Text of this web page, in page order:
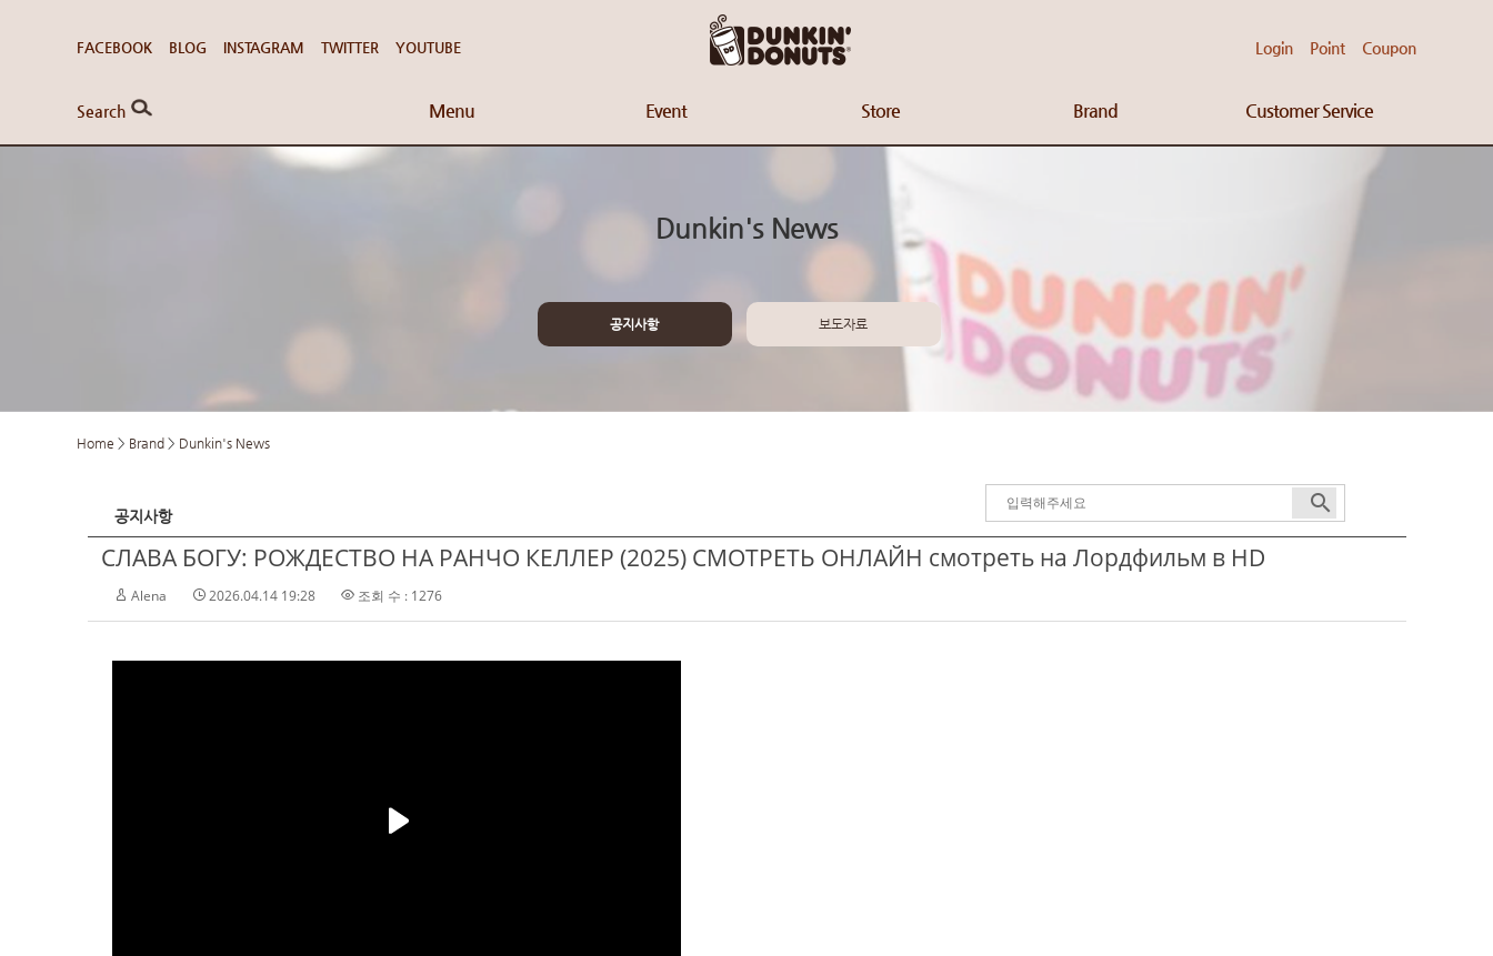
FACEBOOK BLOG INSTAGRAM TWITTER YOUTUBE Login Point Coupon
Search Menu Event Store Brand Customer Service
Dunkin's News
Home > Brand > Dunkin's News
공지사항 보도자료
공지사항 search
СЛАВА БОГУ: РОЖДЕСТВО НА РАНЧО КЕЛЛЕР (2025) СМОТРЕТЬ ОНЛАЙН смотреть на Лордфильм в HD
Alena 2026.04.14 19:28 조회 수 : 1276